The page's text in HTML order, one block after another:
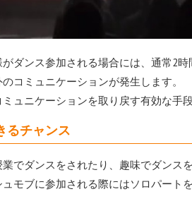
ダンス参加される場合には、通常2
コミュニケーションが発生します。
ュニケーションを取り戻す有効な手
るチャンス
でダンスをされたり、趣味でダンス
モブに参加される際にはソロパート